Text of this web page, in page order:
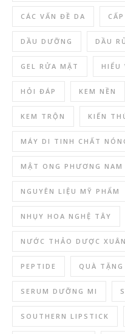
CÁC VẤN ĐỀ DA
DẦU DƯỠNG DẦU
GEL RỬA MẶT HIỂU
HỎI ĐÁP KEM NỀN
KEM TRỘN KIẾN
MÁY DI TINH CHẤT
MẬT ONG PHƯƠNG NAM
NGUYÊN LIỆU MỸ PHẨM
NHỤY HOA NGHỆ TÂY
NƯỚC THẢO DƯỢC
PEPTIDE QUÀ TẶNG
SERUM DƯỠNG MI
SOUTHERN LIPSTICK